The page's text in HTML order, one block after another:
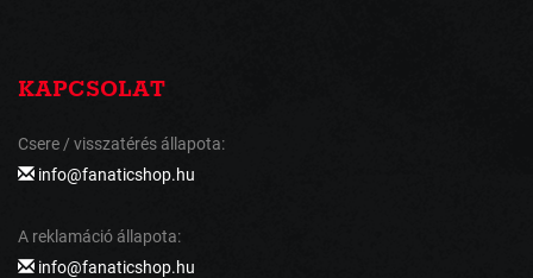
KAPCSOLAT
Csere / visszatérés állapota:
info@fanaticshop.hu
A reklamáció állapota:
info@fanaticshop.hu